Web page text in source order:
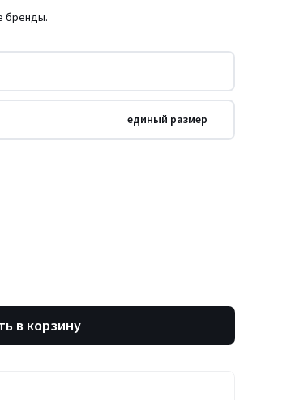
бренды.
единый размер
в корзину